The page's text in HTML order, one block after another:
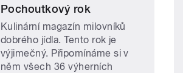
Pochoutkový rok
Kulinární magazín milovníků
dobrého jídla. Tento rok je
výjimečný. Připomínáme si v
něm všech 36 výherních